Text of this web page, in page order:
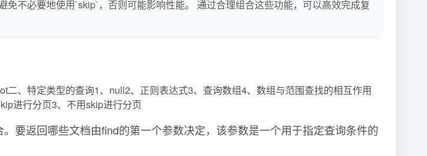
不必要地使用`skip`，否则可能影响性能。 通过合理组合这些功能，可以高效完成复
、特定类型的查询1、null2、正则表达式3、查询数组4、数组与范围查找的相互作用
进行分页3、不用skip进行分页
要返回哪些文档由find的第一个参数决定，该参数是一个用于指定查询条件的